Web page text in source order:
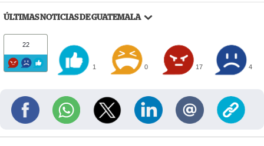
ÚLTIMAS NOTICIAS DE GUATEMALA
22
1 0 17 4